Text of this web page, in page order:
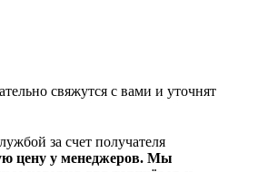
свяжутся с вами и уточнят
за счет получателя
цену у менеджеров. Мы